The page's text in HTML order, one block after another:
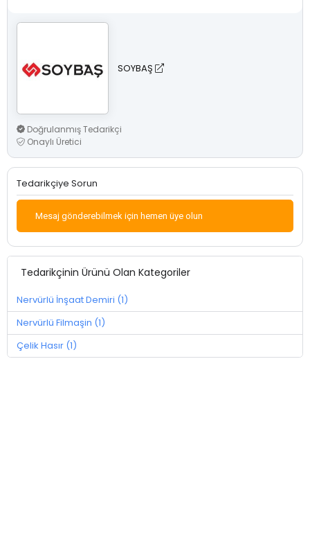
SOYBAŞ
Doğrulanmış Tedarikçi
Onaylı Üretici
Tedarikçiye Sorun
Mesaj gönderebilmek için hemen üye olun
Tedarikçinin Ürünü Olan Kategoriler
Nervürlü İnşaat Demiri (1)
Nervürlü Filmaşin (1)
Çelik Hasır (1)